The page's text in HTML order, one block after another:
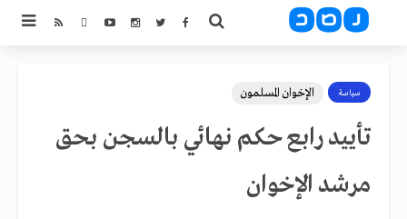
سياسة الإخوان المسلمون
تأييد رابع حكم نهائي بالسجن بحق
مرشد الإخوان